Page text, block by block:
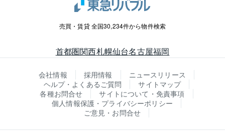
売買・賃貸 全国30,234件から物件検索
首都圏関西札幌仙台名古屋福岡
会社情報 採用情報
ニュースリリース
ヘルプ・よくあるご質問
サイトマップ
各種お問合せ
サイトについて・免責事項
個人情報保護・プライバシーポリシー
ご意見・お問合せ